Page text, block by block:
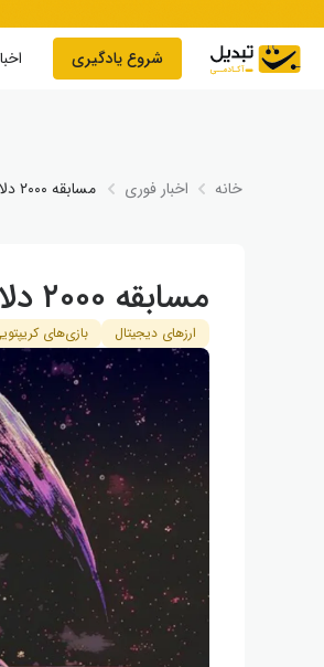
شروع یادگیری
خانه اخبار فوری مسابقه ۲۰۰۰ دلاری یس‌ کوین
مسابقه ۲۰۰۰ دلاری یس‌ کوین
ارزهای دیجیتال بازی‌های